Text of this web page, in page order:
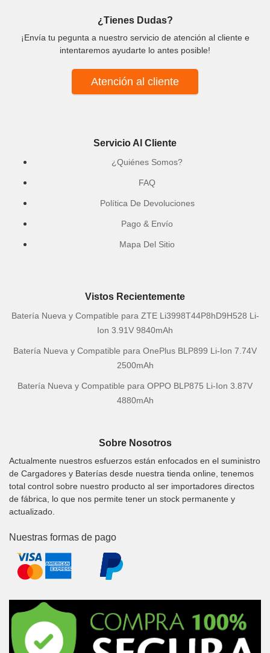
¿Tienes Dudas?
¡Envía tu pegunta a nuestro servicio de atención al cliente e
intentaremos ayudarte lo antes posible!
Atención al cliente
Servicio Al Cliente
¿Quiénes Somos?
FAQ
Política De Devoluciones
Pago & Envío
Mapa Del Sitio
Vistos Recientemente
Batería Nueva y Compatible para ZTE Li3998T44P8hD9H528 Li-
Ion 3.91V 9840mAh
Batería Nueva y Compatible para OnePlus BLP899 Li-Ion 7.74V
2500mAh
Batería Nueva y Compatible para OPPO BLP875 Li-Ion 3.87V
4880mAh
Sobre Nosotros
Actualmente nuestros esfuerzos están enfocados en el suministro
de Cargadores y Baterías desde nuestra tienda online, tenemos
total control sobre nuestro producto al ser importadores directos
de fábrica, lo que nos permite tener un stock permanente y
actualizado.
Nuestras formas de pago